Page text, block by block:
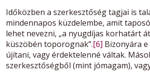
Időközben a szerkesztőség tagjai is
mindennapos küzdelembe, amit
lehet nevezni, „a nyugdíjas korhatárt
küszöbén toporognak”.[6] Bizonyára
újítani, vagy érdektelenné váltak.
szerkesztőségből (mint jómagam),